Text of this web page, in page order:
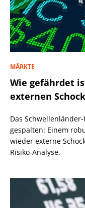
MÄRKTE
Wie gefährdet
externen
Das
gespalten: Einem
wieder externe
Risiko-Analyse.